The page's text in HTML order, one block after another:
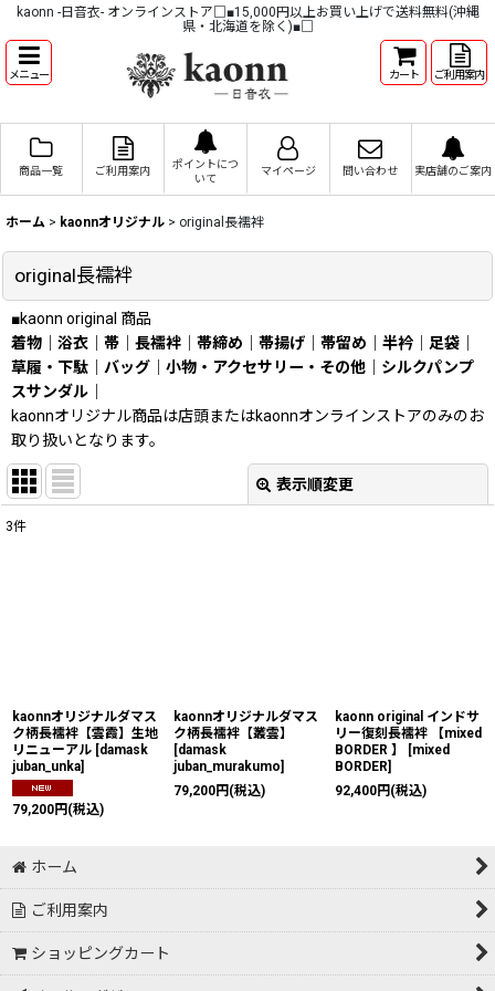
kaonn -日音衣- オンラインストア□■15,000円以上お買い上げで送料無料(沖縄
県・北海道を除く)■□
メニュー カート ご利用案内
商品一覧 ご利用案内
ポイントにつ
いて
マイページ 問い合わせ 実店舗のご案内
ホーム > kaonnオリジナル > original長襦袢
original長襦袢
■kaonn original 商品
着物
浴衣 帯 長襦袢 帯締め 帯揚げ 帯留め 半衿 足袋
草履・下駄
バッグ 小物・アクセサリー・その他
シルクパンプ
スサンダル
kaonnオリジナル商品は店頭またはkaonnオンラインストアのみのお
取り扱いとなります。
表示順変更
3件
kaonnオリジナルダマス
ク柄長襦袢【雲霞】生地
リニューアル [damask
juban_unka]
79,200円 (税込)
kaonnオリジナルダマス
ク柄長襦袢【叢雲】
[damask
juban_murakumo]
79,200円 (税込)
kaonn original インドサ
リー復刻長襦袢 【mixed
BORDER 】
[mixed
BORDER]
92,400円 (税込)
ホーム
ご利用案内
ショッピングカート